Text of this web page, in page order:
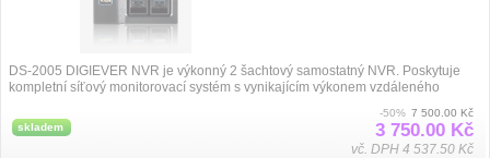
DS-2005 DIGIEVER NVR je výkonný 2 šachtový samostatný NVR. Poskytuje
kompletní síťový monitorovací systém s vynikajícím výkonem vzdáleného
skladem
-50% 7 500.00 Kč
3 750.00 Kč
vč. DPH 4 537.50 Kč